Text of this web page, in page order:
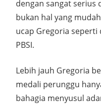
dengan sangat serius
bukan hal yang
ucap Gregoria
PBSI.
Lebih jauh Gregoria
medali perunggu
bahagia menyusul